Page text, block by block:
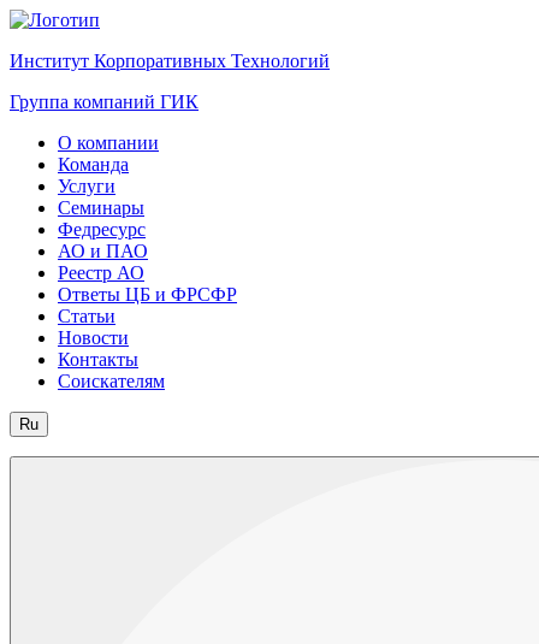
Институт Корпоративных Технологий
Группа компаний ГИК
О компании
Команда
Услуги
Семинары
Федресурс
АО и ПАО
Реестр АО
Ответы ЦБ и ФРСФР
Статьи
Новости
Контакты
Соискателям
Ru